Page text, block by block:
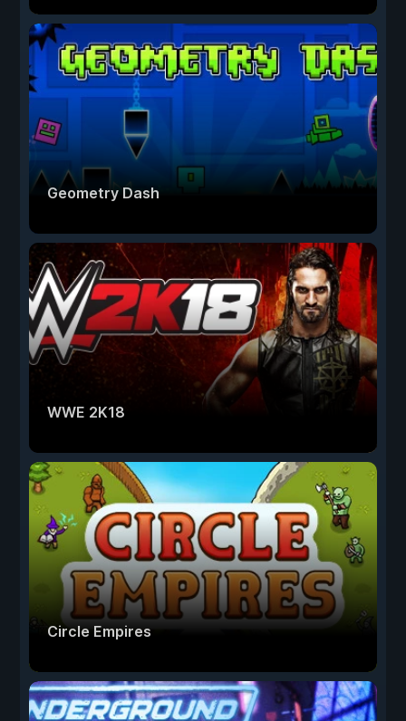
Geometry Dash
WWE 2K18
Circle Empires